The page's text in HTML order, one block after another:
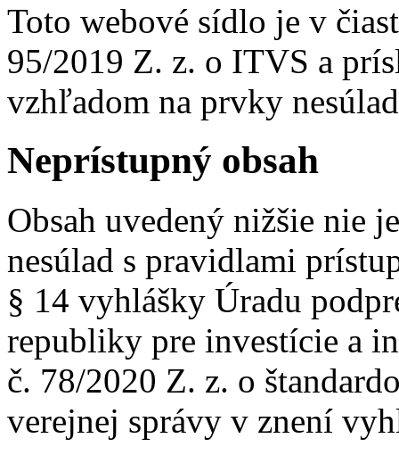
Toto webové sídlo je v
95/2019 Z. z. o ITVS a
vzhľadom na prvky
Neprístupný obsah
Obsah uvedený nižšie nie
nesúlad s pravidlami
§ 14 vyhlášky Úradu
republiky pre investície a
č. 78/2020 Z. z. o
verejnej správy v znení